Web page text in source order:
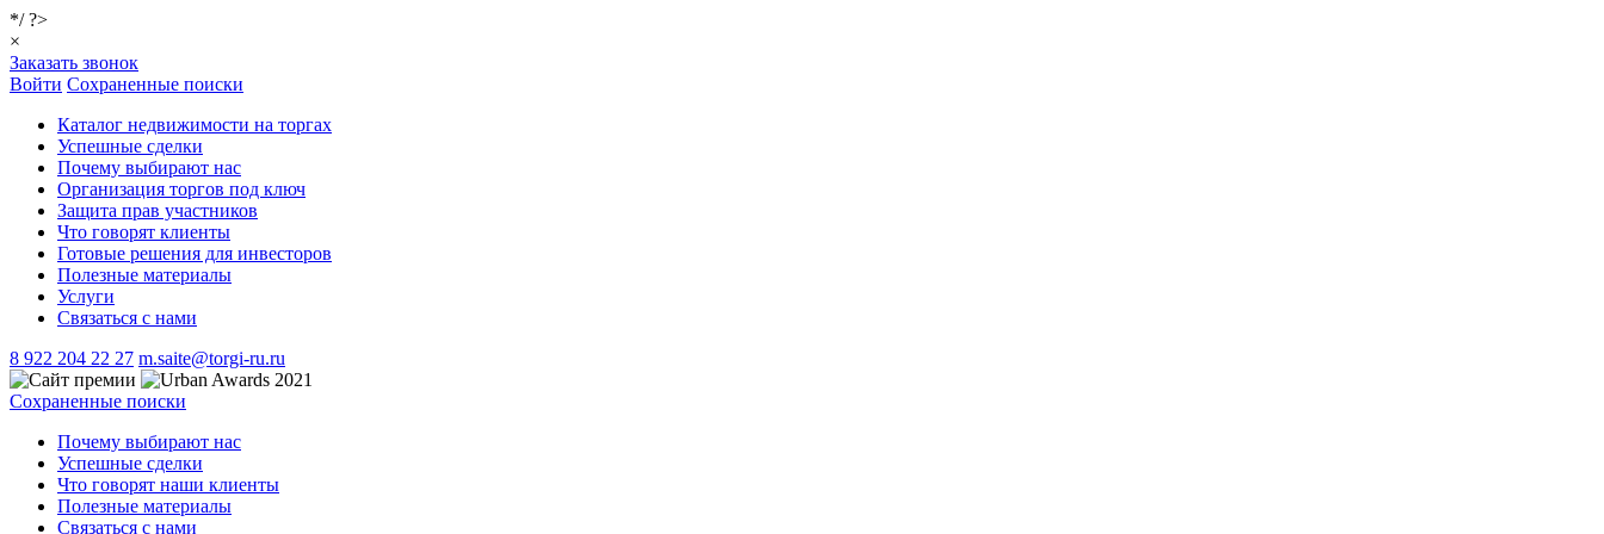
*/ ?>
×
Заказать звонок
Войти Сохраненные поиски
Каталог недвижимости на торгах
Успешные сделки
Почему выбирают нас
Организация торгов под ключ
Защита прав участников
Что говорят клиенты
Готовые решения для инвесторов
Полезные материалы
Услуги
Связаться с нами
8 922 204 22 27 m.saite@torgi-ru.ru
Сохраненные поиски
Почему выбирают нас
Успешные сделки
Что говорят наши клиенты
Полезные материалы
Связаться с нами